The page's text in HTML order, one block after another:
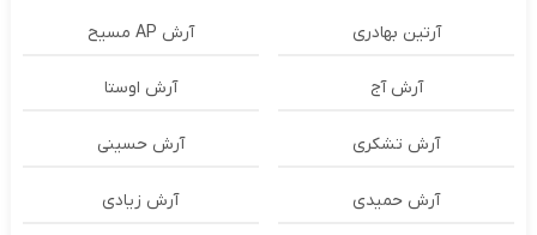
آرتین بهادری آرش AP مسیح
آرش آج آرش اوستا
آرش تشکری آرش حسینی
آرش حمیدی آرش زیادی